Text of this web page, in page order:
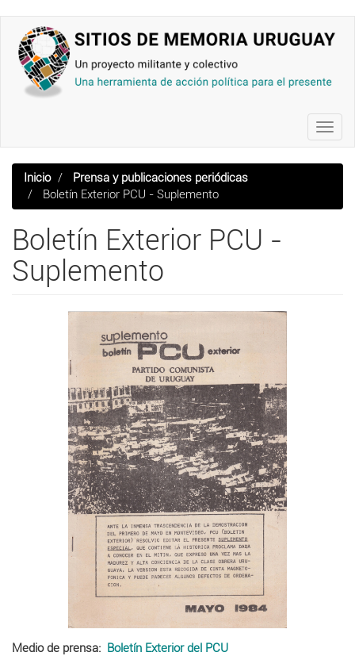
contenido
principal
Inicio
Prensa y publicaciones periódicas
Boletín Exterior PCU - Suplemento
Boletín Exterior PCU -
Suplemento
Medio de prensa
Boletín Exterior del PCU